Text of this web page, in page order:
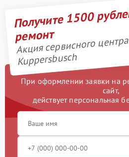
Получите 1500
ремонт
Акция сервисного центра
Kuppersbusch
При оформлении заявки на
сайт,
действует персональная